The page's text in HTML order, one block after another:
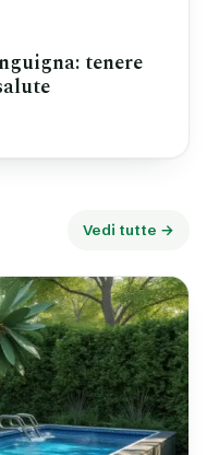
tenere
Vedi tutte →